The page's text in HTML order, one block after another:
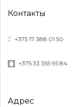
Контакты
+375 17 388 01 50
+375 33 355 95 84
Адрес